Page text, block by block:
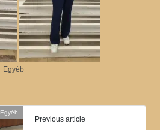
Egyéb
Egyéb
Previous article